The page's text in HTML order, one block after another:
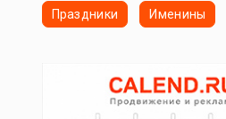
Праздники Именины